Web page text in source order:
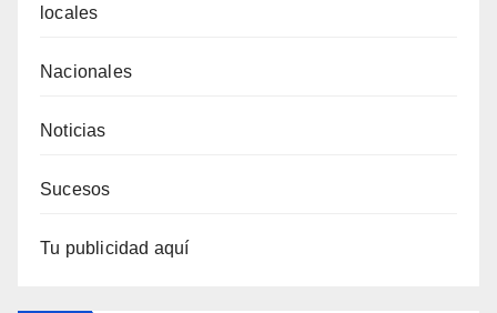
locales
Nacionales
Noticias
Sucesos
Tu publicidad aquí